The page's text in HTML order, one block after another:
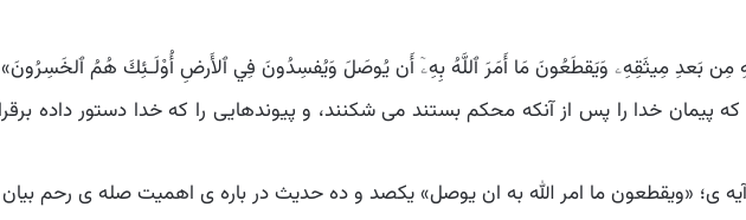
مِن بَعدِ مِيثَقِهِۦ وَيَقطَعُونَ مَا أَمَرَ ٱللَّهُ بِهِۦٓ أَن يُوصَلَ وَيُفسِدُونَ فِي ٱلأَرضِ أُوْلَـئِكَ هُمُ ٱلخَسِرُونَ»
پیمان خدا را پس از آنکه محکم بستند می شکنند، و پیوندهایی را که خدا دستور داده
ی؛ «ويقطعون ما امر الله به ان يوصل» یکصد و ده حدیث در باره ی اهمیت صله ی رحم بیان